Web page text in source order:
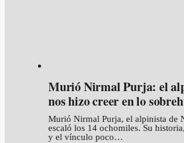
Murió Nirmal Purja: el
nos hizo creer en lo
Murió Nirmal Purja, el alpinista de
escaló los 14 ochomiles. Su
y el vínculo poco…